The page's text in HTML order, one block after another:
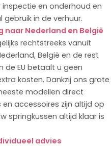
en onderhoud en
in de verhuur.
naar Nederland en België
rechtstreeks vanuit
België en de rest
de EU betaalt u geen
kosten. Dankzij ons grote
modellen direct
en accessoires zijn altijd op
springkussen altijd klaar is
advies